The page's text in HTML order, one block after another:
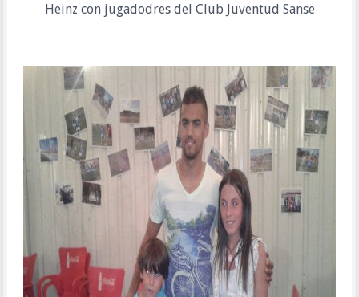
Heinz con jugadodres del Club Juventud Sanse